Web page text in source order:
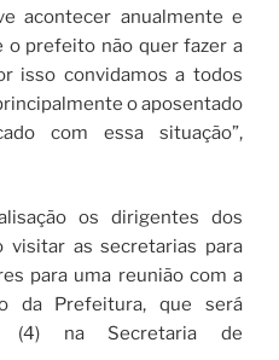
acontecer anualmente e
o prefeito não quer fazer a
isso convidamos a todos
o aposentado
com essa situação”,
os dirigentes dos
visitar as secretarias para
para uma reunião com a
da Prefeitura, que será
(4) na Secretaria de